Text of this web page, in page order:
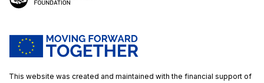
This website was created and maintained with the financial support of